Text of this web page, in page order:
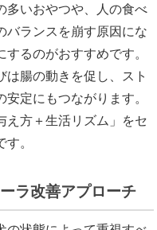
多いおやつや、人の食べ
バランスを崩す原因にな
るのがおすすめです。
は腸の動きを促し、スト
定にもつながります。
え方＋生活リズム」をセ
。
ラ改善アプローチ